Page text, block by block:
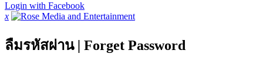
Login with Facebook
x
ลืมรหัสผ่าน | Forget Password